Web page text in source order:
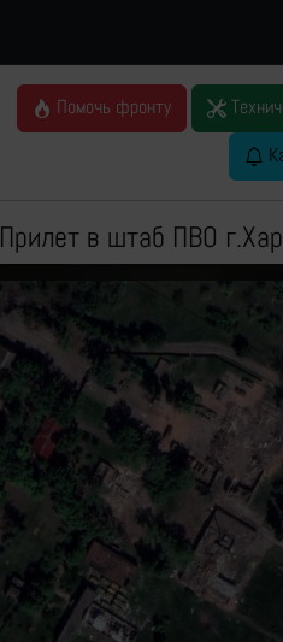
Помочь фронту
Прилет в штаб ПВО